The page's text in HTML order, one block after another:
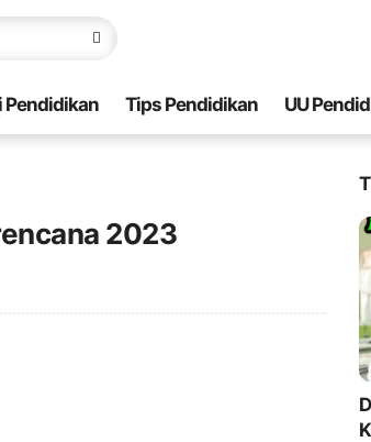
Pendidikan Tips Pendidikan UU
2023